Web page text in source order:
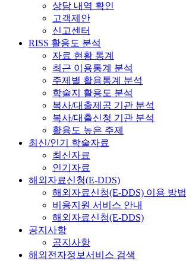
상담 내역 확인
고객제안
신고센터
RISS 활용도 분석
자료 현황 통계
최근 이용통계 분석
주제별 활용통계 분석
학술지 활용도 분석
복사/대출제공 기관 분석
복사/대출신청 기관 분석
활용도 높은 주제
최신/인기 학술자료
최신자료
인기자료
해외자료신청(E-DDS)
해외자료신청(E-DDS) 이용 방법
비용지원 서비스 안내
해외자료신청(E-DDS)
공지사항
공지사항
해외전자정보서비스 검색